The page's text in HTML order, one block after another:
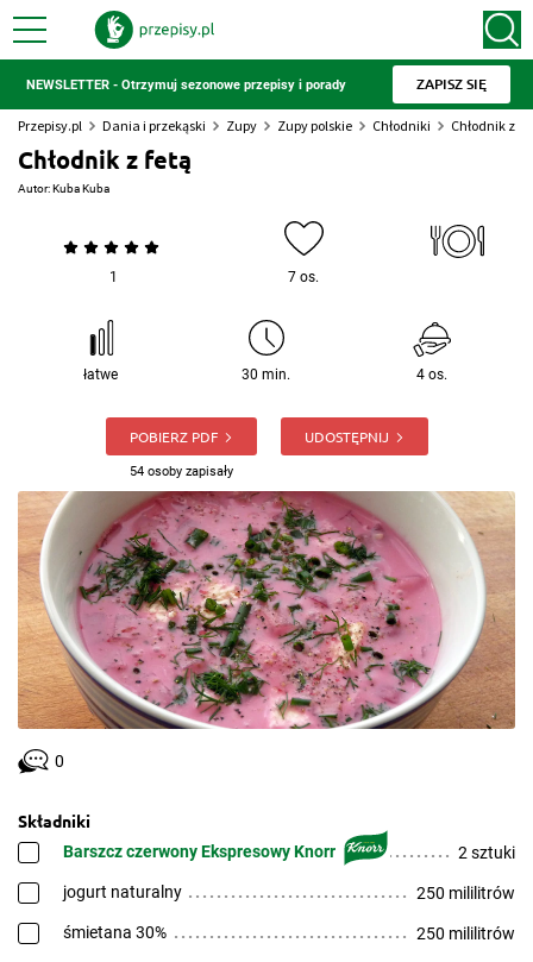
NEWSLETTER - Otrzymuj sezonowe przepisy i porady ZAPISZ SIĘ
Przepisy.pl Dania i przekąski Zupy Zupy polskie Chłodniki Chłodnik z
Chłodnik z fetą
Autor:Kuba Kuba
1 7 os.
łatwe 30 min. 4 os.
POBIERZ PDF
54 osoby zapisały
UDOSTĘPNIJ
0
Składniki
Barszcz czerwony Ekspresowy Knorr 2 sztuki
jogurt naturalny 250 mililitrów
śmietana 30% 250 mililitrów